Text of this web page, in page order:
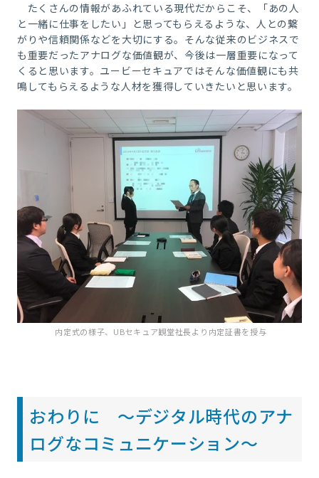
たくさんの情報があふれている現代だからこそ、「あの人
と一緒に仕事をしたい」と思ってもらえるような、人との繋
がりや信頼関係などを大切にする。そんな従来のビジネスで
も重要だったアナログな価値観が、今後は一層重要になって
くると思います。ユービーセキュアではそんな価値観にも共
鳴してもらえるような人材を獲得していきたいと思います。
内定式の様子、UBセキュア観堂社長より内定証書を授与
おわりに ～デジタル時代のアナ
ログなコミュニケーション～